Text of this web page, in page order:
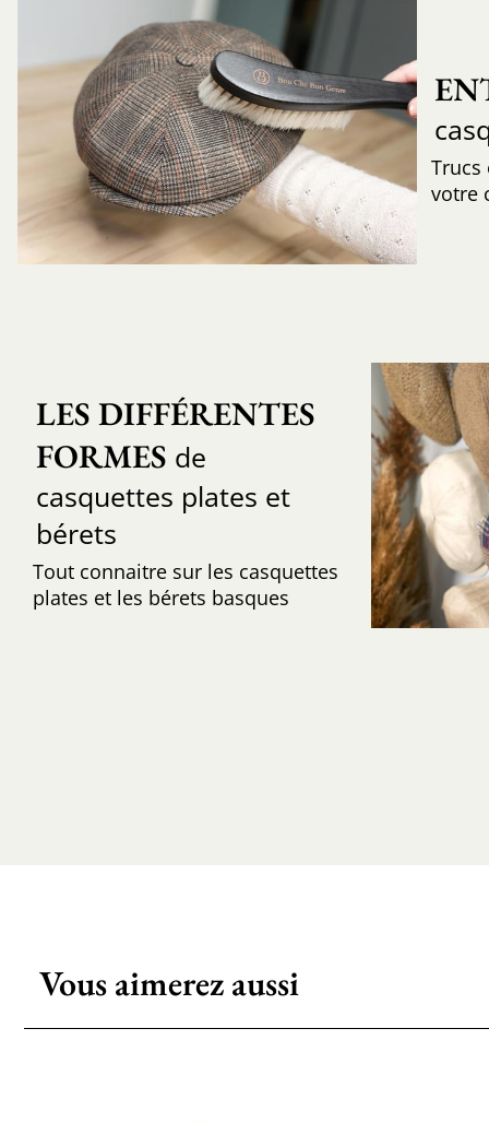
votre
LES DIFFÉRENTES
FORMES de
casquettes plates et
bérets
Tout connaitre sur les casquettes
plates et les bérets basques
Vous aimerez aussi